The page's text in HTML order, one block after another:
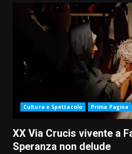
Cultura e Spettacolo Prima Pagina
XX Via Crucis vivente a
Speranza non delude